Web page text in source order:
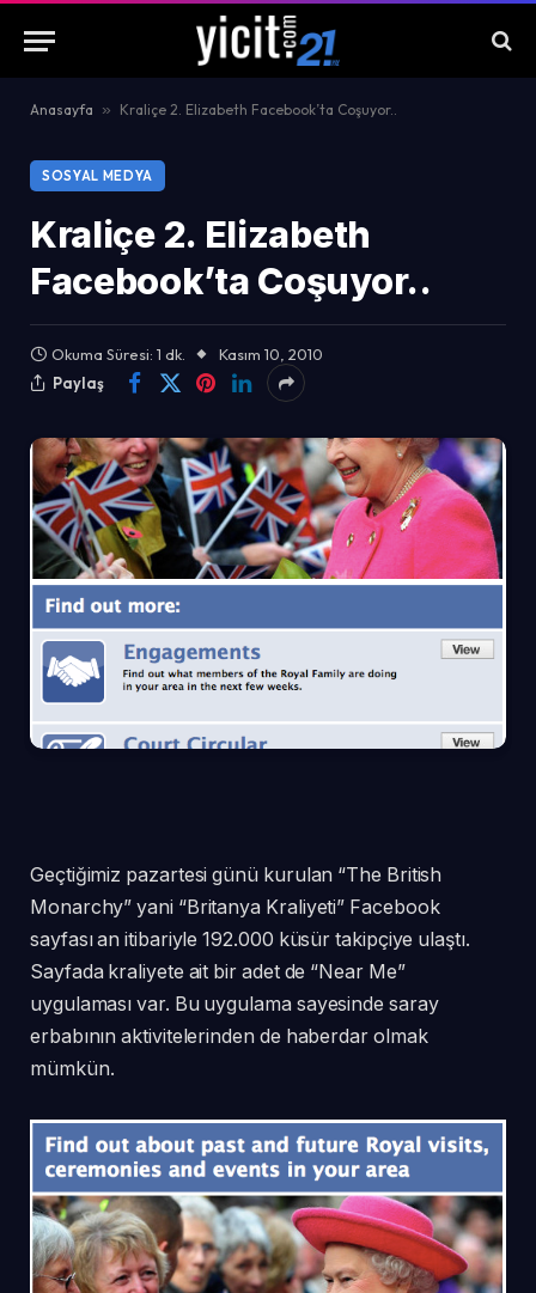
Anasayfa » Kraliçe 2. Elizabeth Facebook’ta Coşuyor..
SOSYAL MEDYA
Kraliçe 2. Elizabeth
Facebook’ta Coşuyor..
Okuma Süresi: 1 dk.
Kasım 10, 2010
Paylaş
Geçtiğimiz pazartesi günü kurulan “The British
Monarchy” yani “Britanya Kraliyeti” Facebook
sayfası an itibariyle 192.000 küsür takipçiye ulaştı.
Sayfada kraliyete ait bir adet de “Near Me”
uygulaması var. Bu uygulama sayesinde saray
erbabının aktivitelerinden de haberdar olmak
mümkün.